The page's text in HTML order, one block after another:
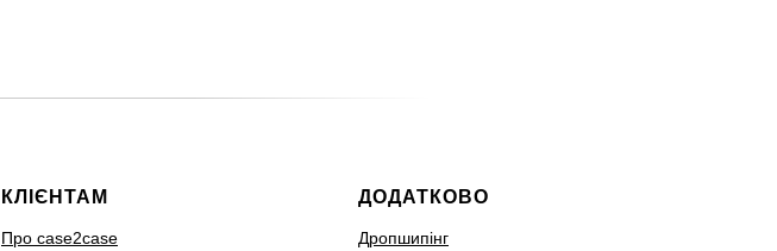
КЛІЄНТАМ
Про case2case
ДОДАТКОВО
Дропшипінг